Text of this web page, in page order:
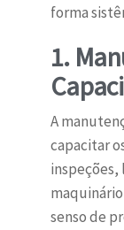
forma
1.
A
capacitar
inspeções,
senso de